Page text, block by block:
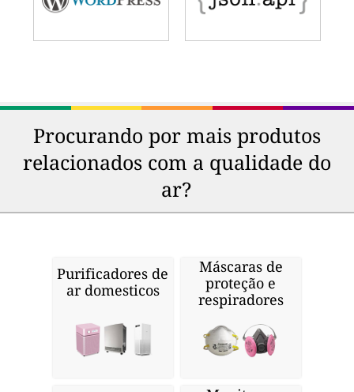
Procurando por mais produtos
relacionados com a qualidade do
ar?
Purificadores de
ar domesticos
Máscaras de
proteção e
respiradores